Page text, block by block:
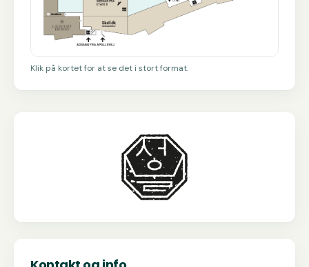
Klik på kortet for at se det i stort format.